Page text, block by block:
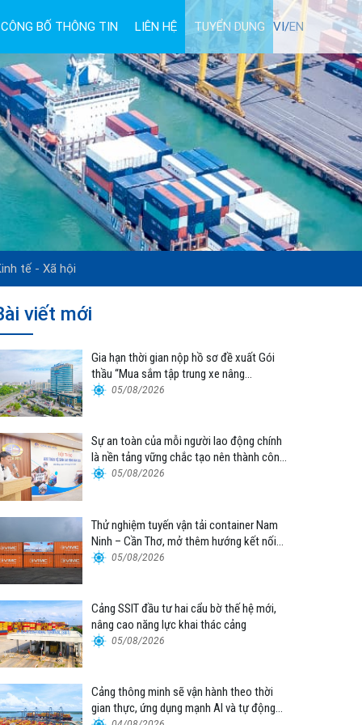
CÔNG BỐ THÔNG TIN LIÊN HỆ TUYỂN DỤNG VI/EN
tế - Xã hội
viết mới
Gia hạn thời gian nộp hồ sơ đề xuất Gói
thầu “Mua sắm tập trung xe nâng
container thuộc Tổng công ty Hàng hải
05/08/2026
Sự an toàn của mỗi người lao động chính
là nền tảng vững chắc tạo nên thành công
của Cảng Đà Nẵng
05/08/2026
Thử nghiệm tuyến vận tải container Nam
Ninh – Cần Thơ, mở thêm hướng kết nối
logistics cho ĐBSCL
05/08/2026
Cảng SSIT đầu tư hai cẩu bờ thế hệ mới,
nâng cao năng lực khai thác cảng
05/08/2026
Cảng thông minh sẽ vận hành theo thời
gian thực, ứng dụng mạnh AI và tự động